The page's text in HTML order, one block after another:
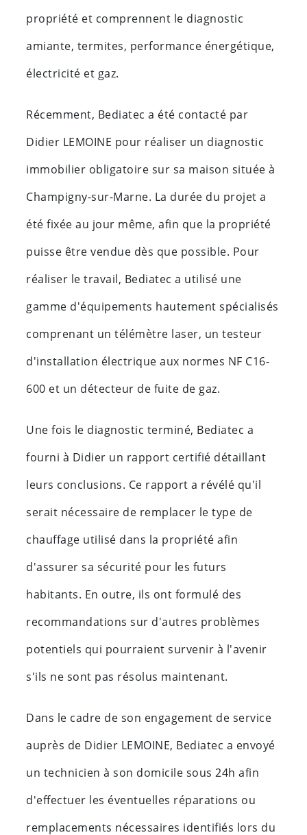
propriété et comprennent le diagnostic
amiante, termites, performance énergétique,
électricité et gaz.
Récemment, Bediatec a été contacté par
Didier LEMOINE pour réaliser un diagnostic
immobilier obligatoire sur sa maison située à
Champigny-sur-Marne. La durée du projet a
été fixée au jour même, afin que la propriété
puisse être vendue dès que possible. Pour
réaliser le travail, Bediatec a utilisé une
gamme d'équipements hautement spécialisés
comprenant un télémètre laser, un testeur
d'installation électrique aux normes NF C16-
600 et un détecteur de fuite de gaz.
Une fois le diagnostic terminé, Bediatec a
fourni à Didier un rapport certifié détaillant
leurs conclusions. Ce rapport a révélé qu'il
serait nécessaire de remplacer le type de
chauffage utilisé dans la propriété afin
d'assurer sa sécurité pour les futurs
habitants. En outre, ils ont formulé des
recommandations sur d'autres problèmes
potentiels qui pourraient survenir à l'avenir
s'ils ne sont pas résolus maintenant.
Dans le cadre de son engagement de service
auprès de Didier LEMOINE, Bediatec a envoyé
un technicien à son domicile sous 24h afin
d'effectuer les éventuelles réparations ou
remplacements nécessaires identifiés lors du